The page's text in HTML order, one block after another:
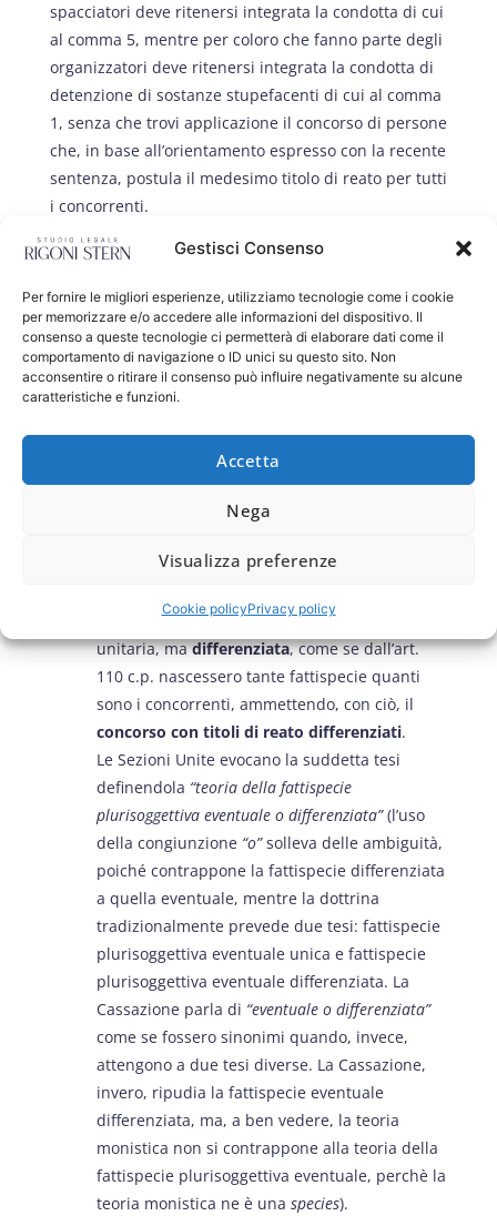
Gestisci Consenso
Per fornire le migliori esperienze, utilizziamo tecnologie come i cookie
per memorizzare e/o accedere alle informazioni del dispositivo. Il
consenso a queste tecnologie ci permetterà di elaborare dati come il
comportamento di navigazione o ID unici su questo sito. Non
acconsentire o ritirare il consenso può influire negativamente su alcune
caratteristiche e funzioni.
Accetta
Nega
Visualizza preferenze
Cookie policyPrivacy policy
spacciatori deve ritenersi integrata la condotta di cui
al comma 5, mentre per coloro che fanno parte degli
organizzatori deve ritenersi integrata la condotta di
detenzione di sostanze stupefacenti di cui al comma
1, senza che trovi applicazione il concorso di persone
che, in base all’orientamento espresso con la recente
sentenza, postula il medesimo titolo di reato per tutti
i concorrenti.
La tesi espressa dalle Sezioni Unite deve ritenersi
condivisibile per due ordini di ragione:
L’art. 110 c.p. crea una fattispecie
plurisoggettiva eventualediversadalla
fattispecie di parte speciale, una fattispecie a
(dove per evento si intende il reato in cui si
concorre). La nuova fattispecie è volta a punire
chiunque dia un contributo materiale o morale
Una parte della dottrina (A. Pagliaro), evocata
fattispecie plurisoggettiva eventuale non
unitaria, madifferenziata, come se dall’art.
110 c.p. nascessero tante fattispecie quanti
sono i concorrenti, ammettendo, con ciò, il
concorso con titoli di reato differenziati.
Le Sezioni Unite evocano la suddetta tesi
definendola “teoria della fattispecie
plurisoggettiva eventuale o differenziata”(l’uso
della congiunzione“o”solleva delle ambiguità,
poiché contrappone la fattispecie differenziata
a quella eventuale, mentre la dottrina
tradizionalmente prevede due tesi: fattispecie
plurisoggettiva eventuale unica e fattispecie
plurisoggettiva eventuale differenziata. La
Cassazione parla di “eventuale o differenziata”
come se fossero sinonimi quando, invece,
attengono a due tesi diverse. La Cassazione,
invero, ripudia la fattispecie eventuale
differenziata, ma, a ben vedere, la teoria
monistica non si contrappone alla teoria della
fattispecie plurisoggettiva eventuale, perchè la
teoria monistica ne è una species).